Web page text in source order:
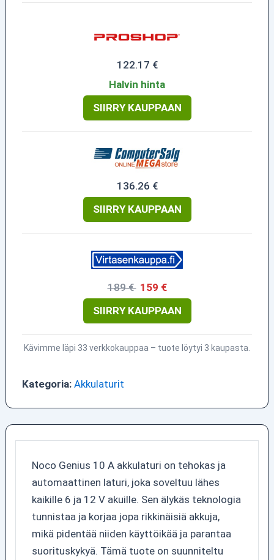
122.17 €
Halvin hinta
SIIRRY KAUPPAAN
136.26 €
SIIRRY KAUPPAAN
189 € 159 €
SIIRRY KAUPPAAN
Kävimme läpi 33 verkkokauppaa – tuote löytyi 3 kaupasta.
Kategoria: Akkulaturit
Noco Genius 10 A akkulaturi on tehokas ja
automaattinen laturi, joka soveltuu lähes
kaikille 6 ja 12 V akuille. Sen älykäs teknologia
tunnistaa ja korjaa jopa rikkinäisiä akkuja,
mikä pidentää niiden käyttöikää ja parantaa
suorituskykyä. Tämä tuote on suunniteltu